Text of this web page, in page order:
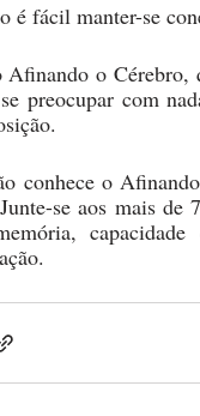
é fácil manter-se
o Cérebro,
preocupar com
conhece o
se aos mais